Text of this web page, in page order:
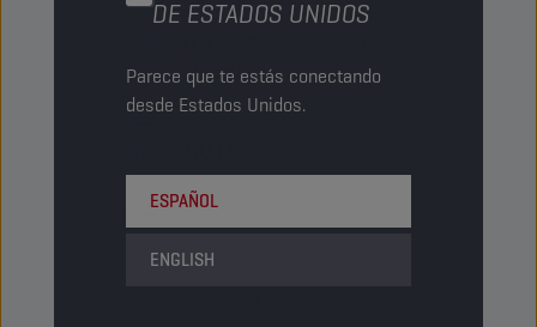
DE ESTADOS UNIDOS
Parece que te estás conectando
desde Estados Unidos.
ESPAÑOL
ENGLISH
SUMINISTRA
Barril
Código PN8231063